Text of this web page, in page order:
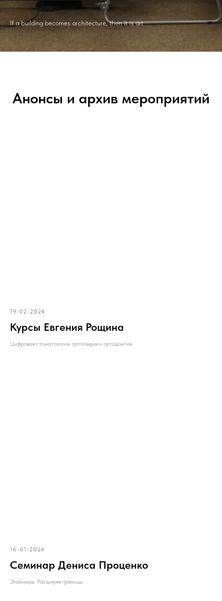
If a building becomes architecture, then it is art
Анонсы и архив мероприятий
19-02-2024
Курсы Евгения Рощина
Цифровая стоматология: ортопедия и ортодонтия
16-01-2024
Семинар Дениса Проценко
Элайнеры. Расширяя границы